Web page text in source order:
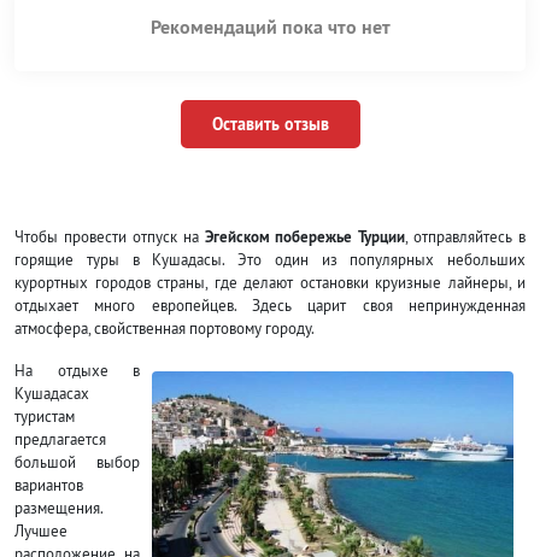
Рекомендаций пока что нет
Оставить отзыв
Чтобы провести отпуск на Эгейском побережье Турции , отправляйтесь в
горящие туры в Кушадасы. Это один из популярных небольших
курортных городов страны, где делают остановки круизные лайнеры, и
отдыхает много европейцев. Здесь царит своя непринужденная
атмосфера, свойственная портовому городу.
На отдыхе в
Кушадасах
туристам
предлагается
большой выбор
вариантов
размещения.
Лучшее